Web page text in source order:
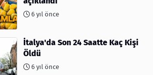
6 yıl önce
İtalya'da Son 24 Saatte Kaç Kişi
Öldü
6 yıl önce